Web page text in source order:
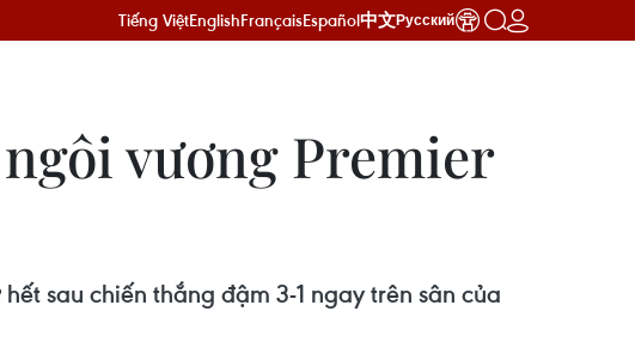
Tiếng ViệtEnglishFrançaisEspañol中文Русский
vương Premier
sau chiến thắng đậm 3-1 ngay trên sân của